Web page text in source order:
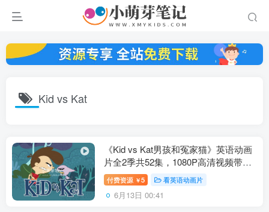
Kid vs Kat
《Kid vs Kat男孩和冤家猫》英语动画
片全2季共52集，1080P高清视频带英
文字幕，百度云网盘下载！
付费资源 ￥5 看英语动画片
6月13日 00:41